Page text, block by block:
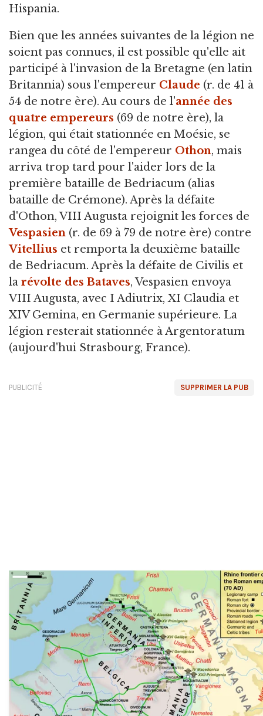
Hispania.
Bien que les années suivantes de la légion ne
soient pas connues, il est possible qu'elle ait
participé à l'invasion de la Bretagne (en latin
Britannia) sous l'empereur Claude (r. de 41 à
54 de notre ère). Au cours de l'année des
quatre empereurs (69 de notre ère), la
légion, qui était stationnée en Moésie, se
rangea du côté de l'empereur Othon, mais
arriva trop tard pour l'aider lors de la
première bataille de Bedriacum (alias
bataille de Crémone). Après la défaite
d'Othon, VIII Augusta rejoignit les forces de
Vespasien (r. de 69 à 79 de notre ère) contre
Vitellius et remporta la deuxième bataille
de Bedriacum. Après la défaite de Civilis et
la révolte des Bataves, Vespasien envoya
VIII Augusta, avec I Adiutrix, XI Claudia et
XIV Gemina, en Germanie supérieure. La
légion resterait stationnée à Argentoratum
(aujourd'hui Strasbourg, France).
SUPPRIMER LA PUB
PUBLICITÉ